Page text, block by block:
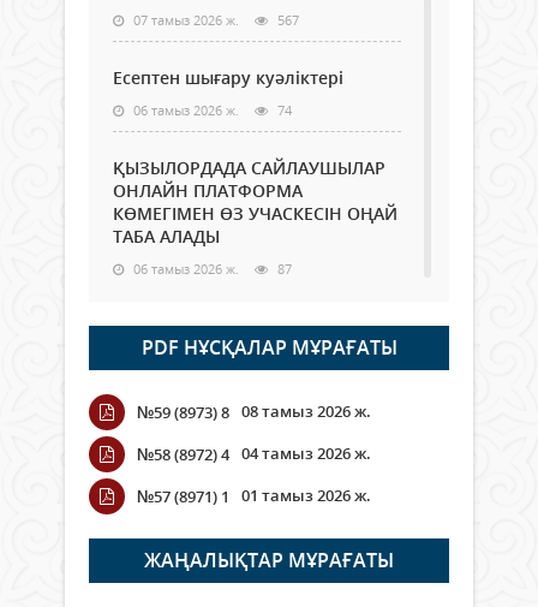
07 тамыз 2026 ж. 567
Есептен шығару куәліктері
06 тамыз 2026 ж. 74
ҚЫЗЫЛОРДАДА САЙЛАУШЫЛАР
ОНЛАЙН ПЛАТФОРМА
КӨМЕГІМЕН ӨЗ УЧАСКЕСІН ОҢАЙ
ТАБА АЛАДЫ
06 тамыз 2026 ж. 87
Open Air: Қызылорда облысы
полиция департаменті 20
мыңнан астам көрерменнің
қауіпсіздігін қамтамасыз етті
06 тамыз 2026 ж.
Wi-Fi ҚАБЫРҒА АРҚЫЛЫ ҚАЛАЙ
ӨТЕДІ?
06 тамыз 2026 ж. 265
PDF НҰСҚАЛАР МҰРАҒАТЫ
№59 (8973) 8 08 тамыз 2026 ж.
№58 (8972) 4 04 тамыз 2026 ж.
№57 (8971) 1
01 тамыз 2026 ж.
ЖАҢАЛЫҚТАР МҰРАҒАТЫ